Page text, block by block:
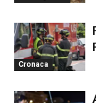
Cronaca